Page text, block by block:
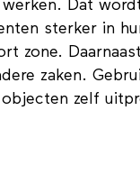
Dat
sterker in
zone.
zaken.
zelf